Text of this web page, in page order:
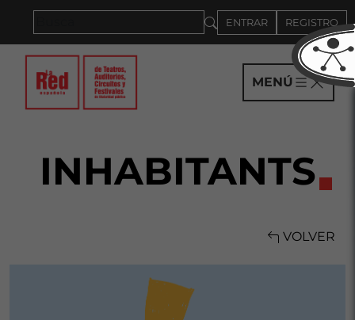
ENTRAR REGISTRO
MENÚ
INHABITANTS
VOLVER